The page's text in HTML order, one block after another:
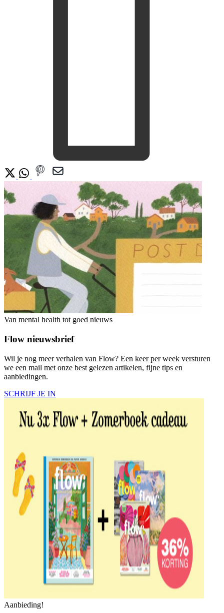
Van mental health tot goed nieuws
Flow nieuwsbrief
Wil je nog meer verhalen van Flow? Een keer per week versturen
we een mail met onze best gelezen artikelen, fijne tips en
aanbiedingen.
SCHRIJF JE IN
Aanbieding!